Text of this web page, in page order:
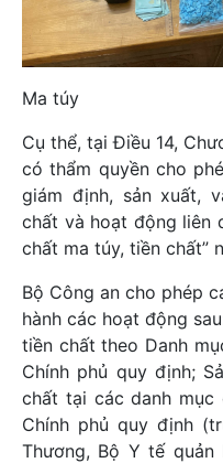
Ma túy
Cụ thể, tại Điều 14,
có thẩm quyền cho
giám định, sản xuất,
chất và hoạt động liên
chất ma túy, tiền chất”
Bộ Công an cho phép
hành các hoạt động
tiền chất theo Danh
Chính phủ quy định;
chất tại các danh
Chính phủ quy định
Thương, Bộ Y tế quản